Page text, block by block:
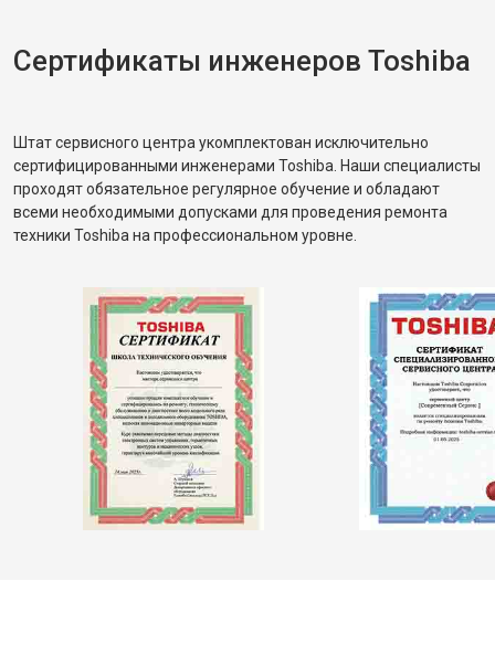
Сертификаты инженеров Toshiba
Штат сервисного центра укомплектован исключительно
сертифицированными инженерами Toshiba. Наши специалисты
проходят обязательное регулярное обучение и обладают
всеми необходимыми допусками для проведения ремонта
техники Toshiba на профессиональном уровне.